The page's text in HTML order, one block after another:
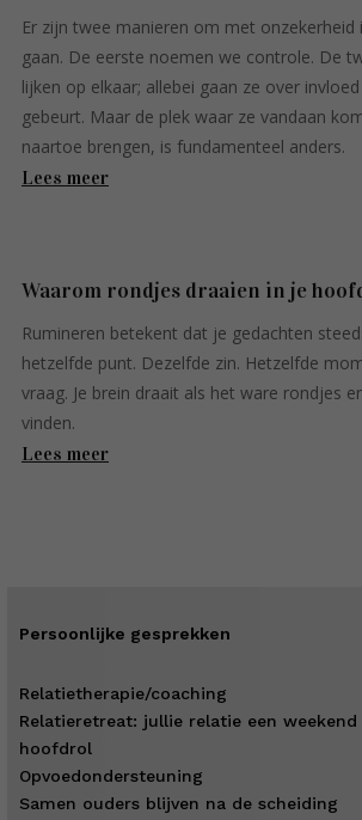
Er zijn twee manieren om met
gaan. De eerste noemen we controle. De
lijken op elkaar; allebei gaan ze over
gebeurt. Maar de plek waar ze vandaan
naartoe brengen, is fundamenteel anders.
Lees meer
Waarom rondjes draaien in je
Rumineren betekent dat je gedachten
hetzelfde punt. Dezelfde zin. Hetzelfde
vraag. Je brein draait als het ware rondjes
vinden.
Lees meer
Persoonlijke gesprekken
Relatietherapie/coaching
Relatieretreat: jullie relatie een
hoofdrol
Opvoedondersteuning
Samen ouders blijven na de scheiding